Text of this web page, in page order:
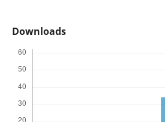
Downloads